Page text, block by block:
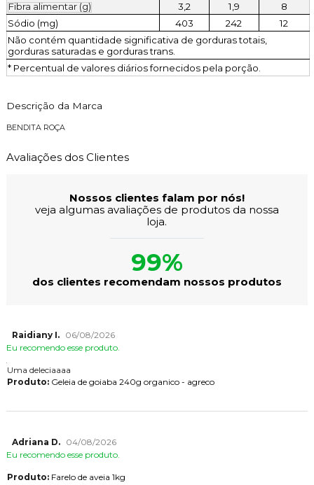
Fibra alimentar (g)
3,2 1,9
8
Sódio (mg)
403 242
12
Não contém quantidade significativa de gorduras totais,
gorduras saturadas e gorduras trans.
* Percentual de valores diários fornecidos pela porção.
Descrição da Marca
BENDITA ROÇA
Avaliações dos Clientes
Nossos clientes falam por nós!
veja algumas avaliações de produtos da nossa
loja.
99%
dos clientes recomendam nossos produtos
Raidiany I.
06/08/2026
Eu recomendo esse produto.
Uma deleciaaaa
Produto:Geleia de goiaba 240g organico - agreco
Adriana D.
04/08/2026
Eu recomendo esse produto.
Produto:Farelo de aveia 1kg